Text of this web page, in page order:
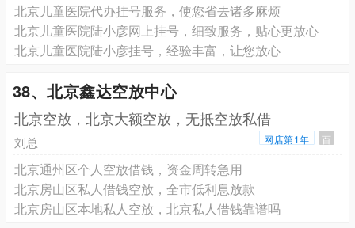
北京儿童医院代办挂号服务，使您省去诸多麻烦
北京儿童医院陆小彦网上挂号，细致服务，贴心更放心
北京儿童医院陆小彦挂号，经验丰富，让您放心
38、北京鑫达空放中心
北京空放，北京大额空放，无抵空放私借
刘总 网店第1年 百
北京通州区个人空放借钱，资金周转急用
北京房山区私人借钱空放，全市低利息放款
北京房山区本地私人空放，北京私人借钱靠谱吗